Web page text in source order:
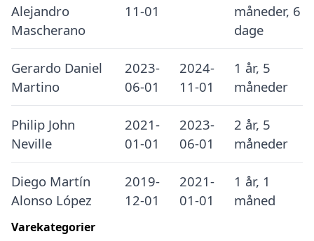
Alejandro
Mascherano
11-01
måneder, 6
dage
Gerardo Daniel
Martino
2023-
06-01
2024-
11-01
1 år, 5
måneder
Philip John
Neville
2021-
01-01
2023-
06-01
2 år, 5
måneder
Diego Martín
Alonso López
2019-
12-01
2021-
01-01
1 år, 1
måned
Varekategorier